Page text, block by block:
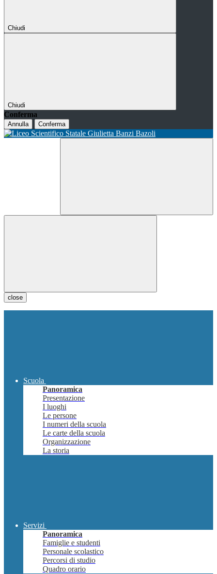
Chiudi
Chiudi
Conferma
Annulla Conferma
close
Scuola
Panoramica
Presentazione
I luoghi
Le persone
I numeri della scuola
Le carte della scuola
Organizzazione
La storia
Servizi
Panoramica
Famiglie e studenti
Personale scolastico
Percorsi di studio
Quadro orario